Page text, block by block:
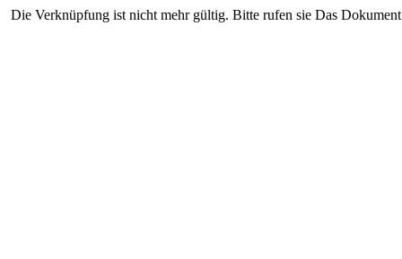
Die Verknüpfung ist nicht mehr gültig. Bitte rufen sie Das Dokument